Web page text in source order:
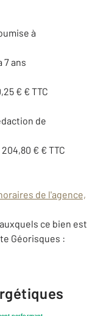
à
7 ans
€ € TTC
de
€ € TTC
de l'agence,
ce bien est
Géorisques :